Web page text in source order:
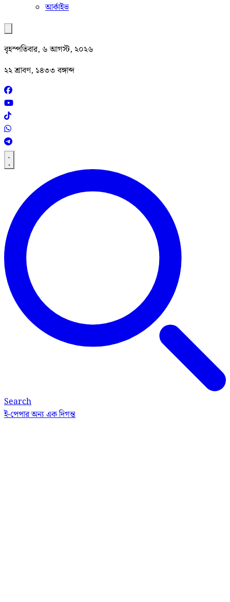
আর্কাইভ
বৃহস্পতিবার, ৬ আগস্ট, ২০২৬
২২ শ্রাবণ, ১৪৩৩ বঙ্গাব্দ
Search
ই-পেপারঅন্য এক দিগন্ত